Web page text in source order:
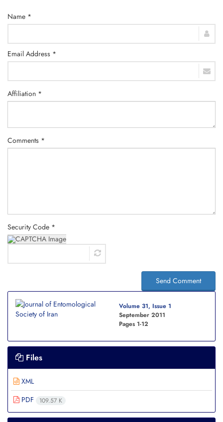
Name *
Email Address *
Affiliation *
Comments *
Security Code *
Send Comment
Volume 31, Issue 1
September 2011
Pages 1-12
Files
XML
PDF
109.57 K